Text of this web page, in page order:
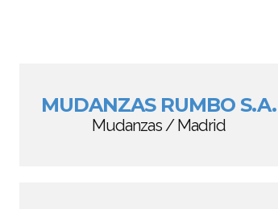
MUDANZAS RUMBO S.A.
Mudanzas / Madrid